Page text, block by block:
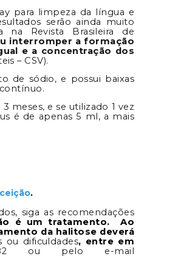
para limpeza da língua e
serão ainda muito
na Revista Brasileira de
interromper a formação
e a concentração dos
– CSV).
de sódio, e possui baixas
meses, e se utilizado 1 vez
é de apenas 5 ml, a mais
.
siga as recomendações
é um tratamento. Ao
da halitose deverá
ou dificuldades, entre em
ou pelo e-mail